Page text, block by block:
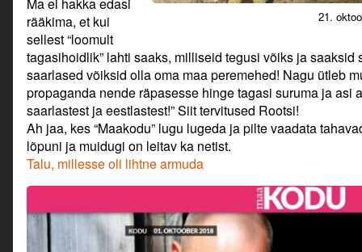
21.
rääkima, et kui
sellest “loomult
tagasihoidlik” lahti saaks, milliseid tegusi võiks ja saaksid
saarlased võiksid olla oma maa peremehed! Nagu ütleb
propaganda nende räpasesse hinge tagasi suruma ja asi
saarlastest ja eestlastest!” Siit tervitused Rootsi!
Ah jaa, kes “Maakodu” lugu lugeda ja pilte vaadata
lõpuni ja muidugi on leitav ka netist.
Talu, millesse oli lihtne armuda